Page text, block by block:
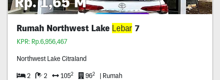
Rumah Northwest Lake Lebar7
KPR: Rp.6,956,467
Northwest Lake Citraland
2 2 1052 962 | Rumah